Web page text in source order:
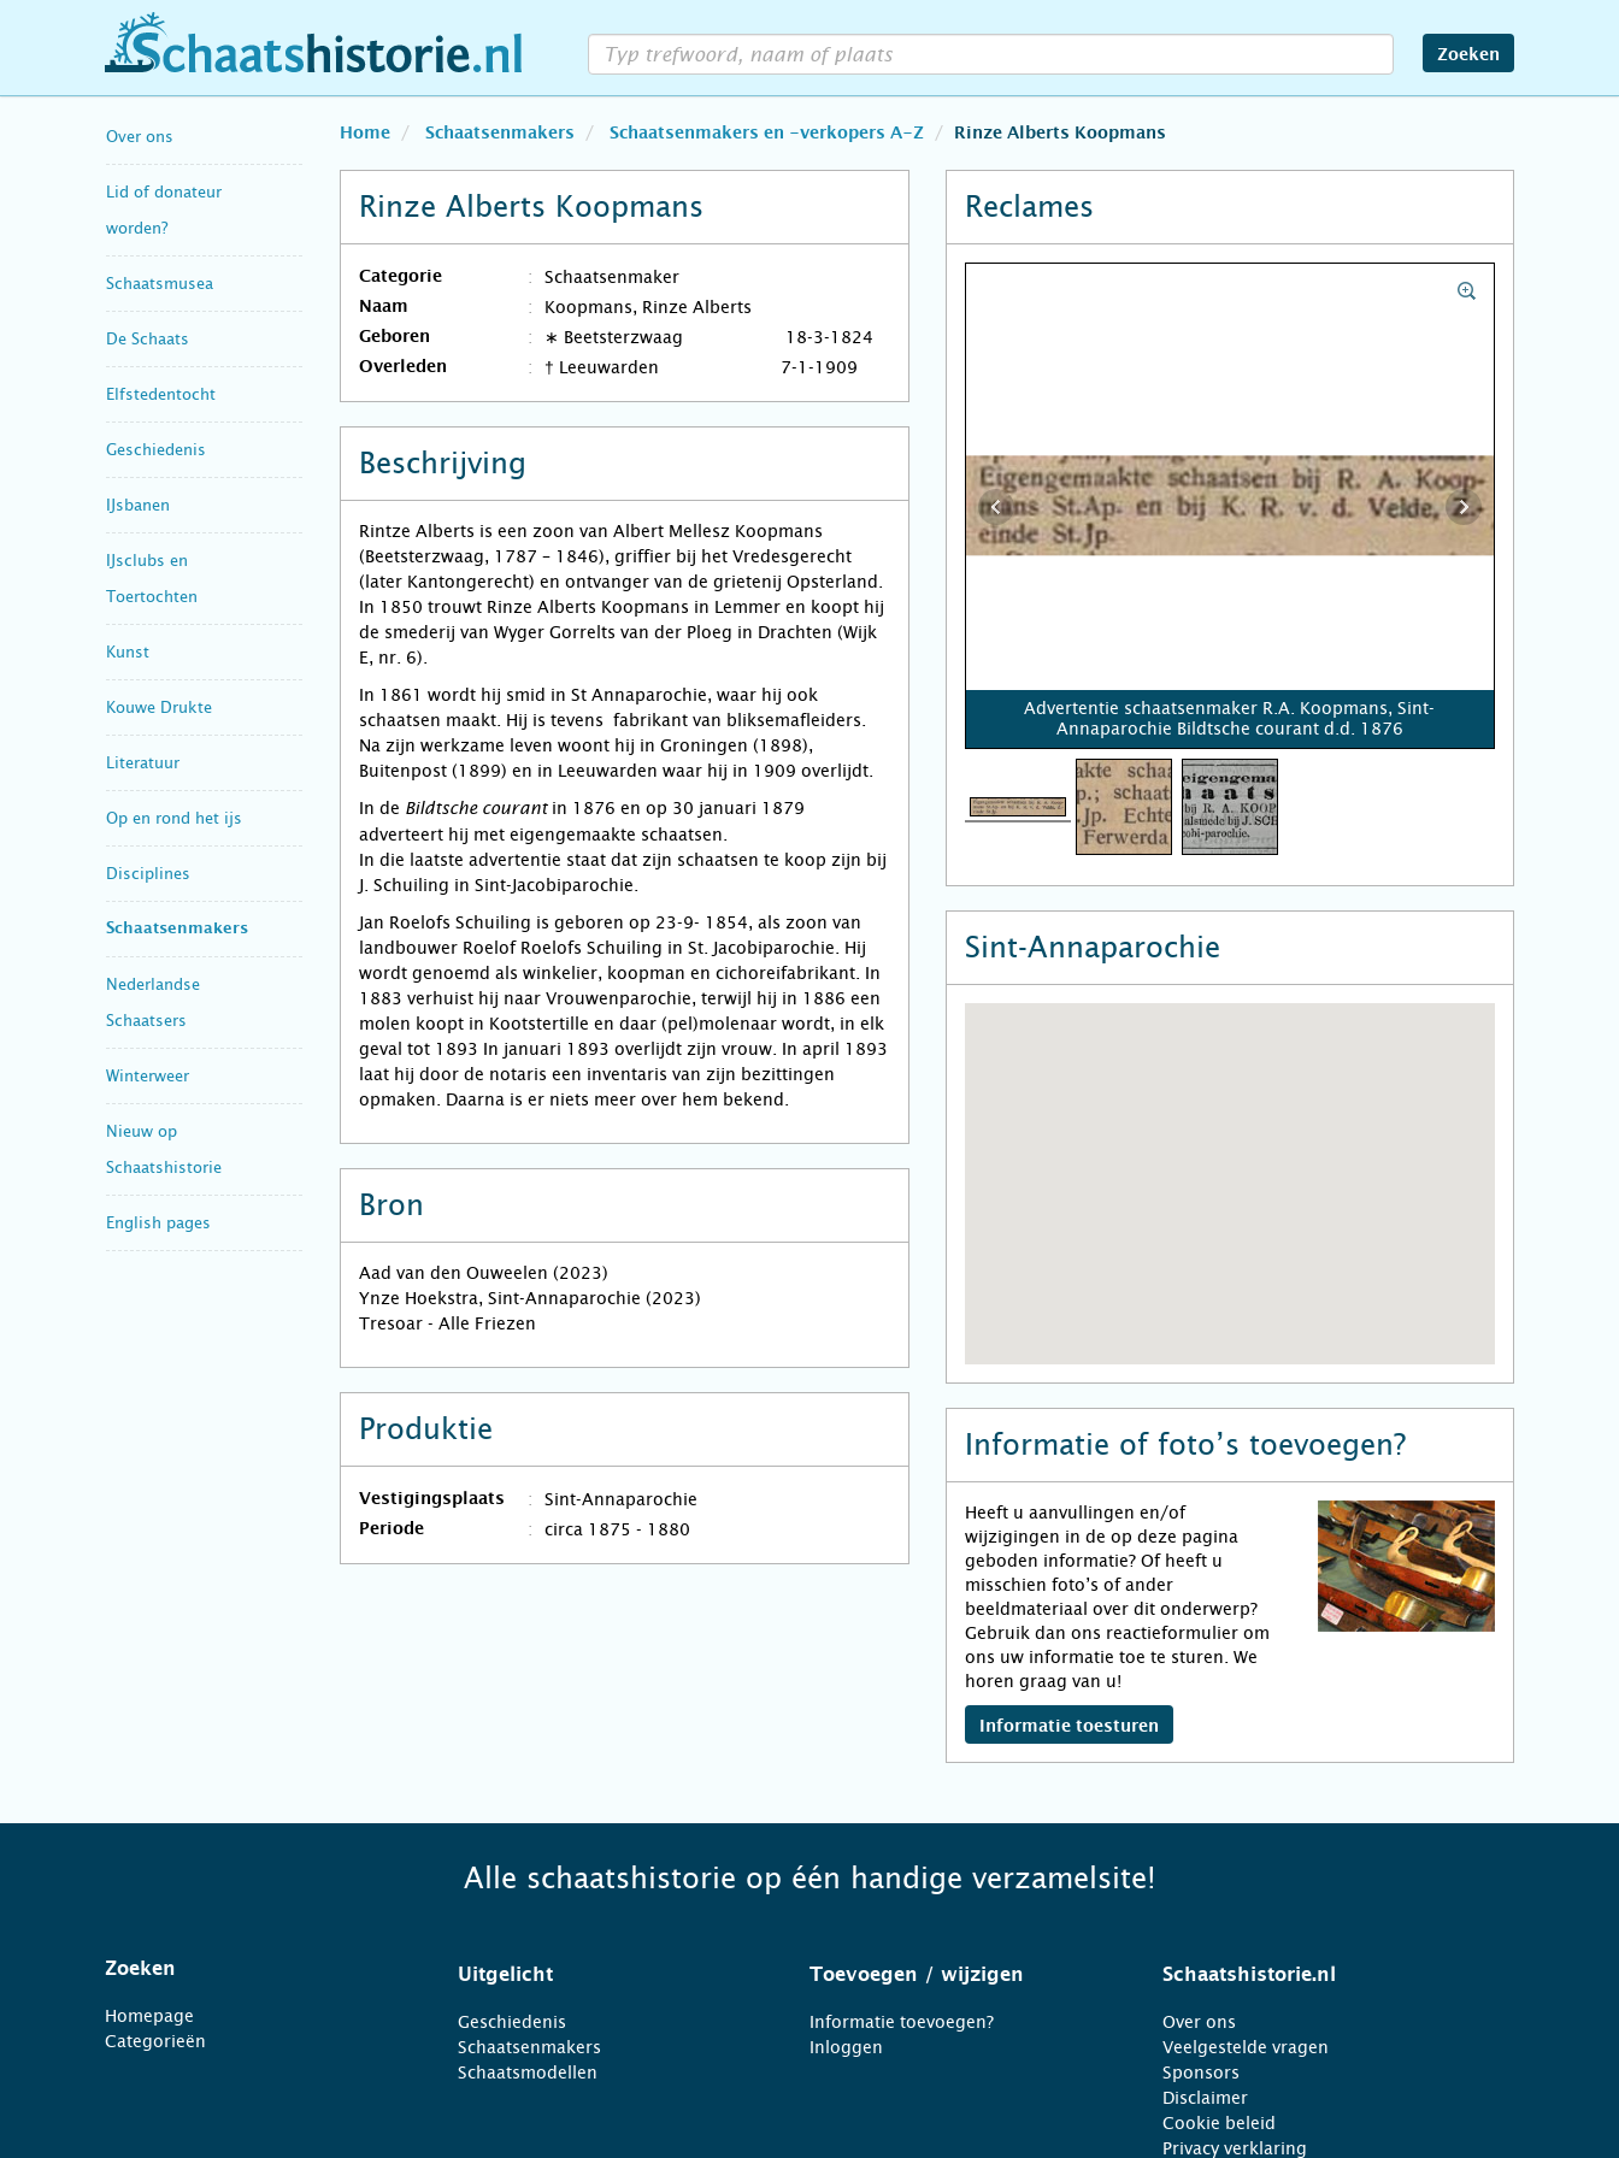
schaatshistorie.nl Zoeken
Over ons
Lid of donateur
worden?
Schaatsmusea
De Schaats
Elfstedentocht
Geschiedenis
IJsbanen
IJsclubs en
Toertochten
Kunst
Kouwe Drukte
Literatuur
Op en rond het ijs
Disciplines
Schaatsenmakers
Nederlandse
Schaatsers
Winterweer
Nieuw op
Schaatshistorie
English pages
Home Schaatsenmakers Schaatsenmakers en -verkopers A-Z Rinze Alberts Koopmans
Rinze Alberts Koopmans
Categorie Schaatsenmaker
Naam Koopmans, Rinze Alberts
Geboren ∗ Beetsterzwaag 18-3-1824
Overleden † Leeuwarden 7-1-1909
Beschrijving
Rintze Alberts is een zoon van Albert Mellesz Koopmans
(Beetsterzwaag, 1787 – 1846), griffier bij het Vredesgerecht
(later Kantongerecht) en ontvanger van de grietenij Opsterland.
In 1850 trouwt Rinze Alberts Koopmans in Lemmer en koopt hij
de smederij van Wyger Gorrelts van der Ploeg in Drachten (Wijk
E, nr. 6).
In 1861 wordt hij smid in St Annaparochie, waar hij ook
schaatsen maakt. Hij is tevens fabrikant van bliksemafleiders.
Na zijn werkzame leven woont hij in Groningen (1898),
Buitenpost (1899) en in Leeuwarden waar hij in 1909 overlijdt.
In de Bildtsche courantin 1876 en op 30 januari 1879
adverteert hij met eigengemaakte schaatsen.
In die laatste advertentie staat dat zijn schaatsen te koop zijn bij
J. Schuiling in Sint-Jacobiparochie.
Jan Roelofs Schuiling is geboren op 23-9- 1854, als zoon van
landbouwer Roelof Roelofs Schuiling in St. Jacobiparochie. Hij
wordt genoemd als winkelier, koopman en cichoreifabrikant. In
1883 verhuist hij naar Vrouwenparochie, terwijl hij in 1886 een
molen koopt in Kootstertille en daar (pel)molenaar wordt, in elk
geval tot 1893 In januari 1893 overlijdt zijn vrouw. In april 1893
laat hij door de notaris een inventaris van zijn bezittingen
opmaken. Daarna is er niets meer over hem bekend.
Bron
Aad van den Ouweelen (2023)
Ynze Hoekstra, Sint-Annaparochie (2023)
Tresoar - Alle Friezen
Produktie
Vestigingsplaats Sint-Annaparochie
Periode circa 1875 - 1880
Reclames
Advertentie schaatsenmaker R.A. Koopmans, Sint-
Annaparochie Bildtsche courant d.d. 1876
Sint-Annaparochie
Informatie of foto’s toevoegen?
Heeft u aanvullingen en/of
wijzigingen in de op deze pagina
geboden informatie? Of heeft u
misschien foto’s of ander
beeldmateriaal over dit onderwerp?
Gebruik dan ons reactieformulier om
ons uw informatie toe te sturen. We
horen graag van u!
Informatie toesturen
Alle schaatshistorie op één handige verzamelsite!
Zoeken
Homepage
Categorieën
Uitgelicht
Geschiedenis
Schaatsenmakers
Schaatsmodellen
Toevoegen / wijzigen
Informatie toevoegen?
Inloggen
Schaatshistorie.nl
Over ons
Veelgestelde vragen
Sponsors
Disclaimer
Cookie beleid
Privacy verklaring